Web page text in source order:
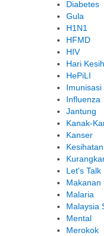
Diabetes
Gula
H1N1
HFMD
HIV
Hari
HePiLI
Imunisasi
Influenza
Jantung
Kanak-
Kanser
Kesihatan
Let's Talk
Makanan
Malaria
Malaysia
Mental
Merokok